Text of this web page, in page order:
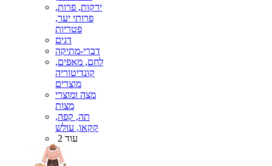
ירקות, פרות,
פרותי יער,
פטריות
דגים
דברי-מתיקה
לחם, מאפים,
קונדיטוריה
מוצרים
מצה ומוצרי
מצות
תה, קפה,
קקאו, עולש
עוד 2